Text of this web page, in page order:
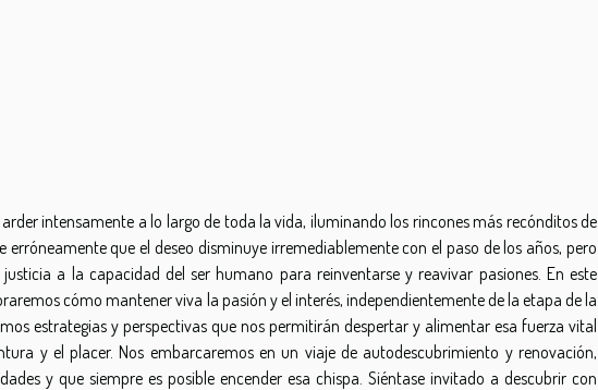
intensamente a lo largo de toda la vida, iluminando los rincones más recónditos de
erróneamente que el deseo disminuye irremediablemente con el paso de los años, pero
a la capacidad del ser humano para reinventarse y reavivar pasiones. En este
cómo mantener viva la pasión y el interés, independientemente de la etapa de la
estrategias y perspectivas que nos permitirán despertar y alimentar esa fuerza vital
y el placer. Nos embarcaremos en un viaje de autodescubrimiento y renovación,
y que siempre es posible encender esa chispa. Siéntase invitado a descubrir con